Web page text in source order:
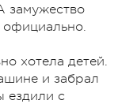
замужество
официально.
хотела детей.
и забрал
ездили с